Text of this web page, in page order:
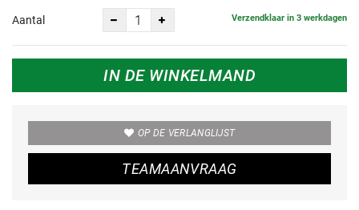
Aantal Verzendklaar in 3 werkdagen
IN DE WINKELMAND
OP DE VERLANGLIJST
TEAMAANVRAAG